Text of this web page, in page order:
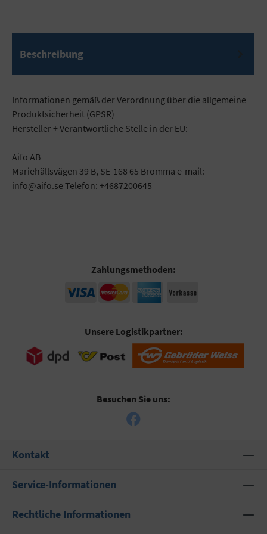
Beschreibung
Informationen gemäß der Verordnung über die allgemeine
Produktsicherheit (GPSR)
Hersteller + Verantwortliche Stelle in der EU:
Aifo AB
Mariehällsvägen 39 B, SE-168 65 Bromma e-mail:
info@aifo.se Telefon: +4687200645
Zahlungsmethoden:
Unsere Logistikpartner:
Besuchen Sie uns:
Kontakt
Service-Informationen
Rechtliche Informationen